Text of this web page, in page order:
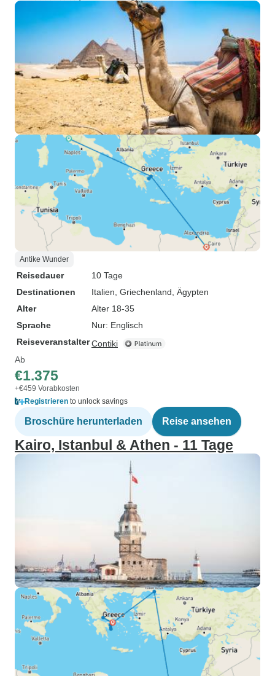
Antike Wunder
Reisedauer
10 Tage
Destinationen
Italien , Griechenland , Ägypten
Alter
Alter 18-35
Sprache
Nur: Englisch
ReiseveranstalterContiki
Ab
€1.375
+€459 Vorabkosten
Registrieren to unlock savings
Broschüre herunterladen Reise ansehen
Kairo, Istanbul & Athen - 11 Tage